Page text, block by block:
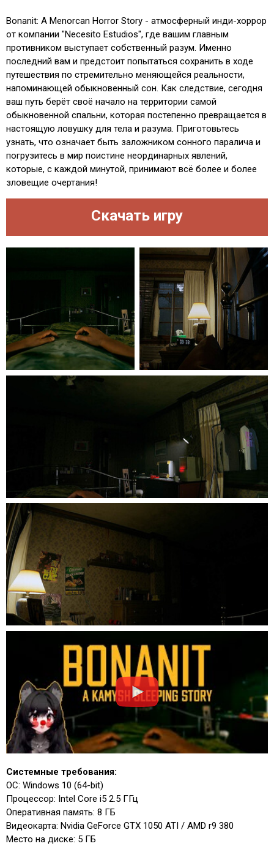
Bonanit: A Menorcan Horror Story - атмосферный инди-хоррор
от компании "Necesito Estudios", где вашим главным
противником выступает собственный разум. Именно
последний вам и предстоит попытаться сохранить в ходе
путешествия по стремительно меняющейся реальности,
напоминающей обыкновенный сон. Как следствие, сегодня
ваш путь берёт своё начало на территории самой
обыкновенной спальни, которая постепенно превращается в
настоящую ловушку для тела и разума. Приготовьтесь
узнать, что означает быть заложником сонного паралича и
погрузитесь в мир поистине неординарных явлений,
которые, с каждой минутой, принимают всё более и более
зловещие очертания!
Скачать игру
Системные требования:
ОС: Windows 10 (64-bit)
Процессор: Intel Core i5 2.5 ГГц
Оперативная память: 8 ГБ
Видеокарта: Nvidia GeForce GTX 1050 ATI / AMD r9 380
Место на диске: 5 ГБ